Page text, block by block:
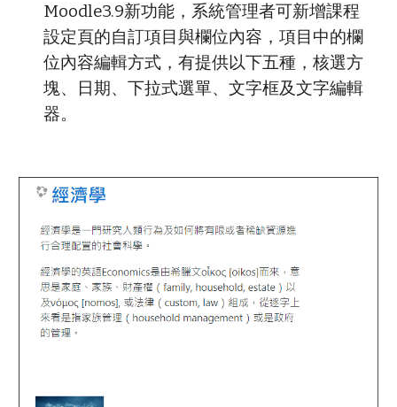
Moodle3.9新功能，系統管理者可新增課程
設定頁的自訂項目與欄位內容，項目中的欄
位內容編輯方式，有提供以下五種，核選方
塊、日期、下拉式選單、文字框及文字編輯
器。